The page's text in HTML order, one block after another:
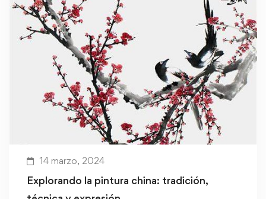
14 marzo, 2024
Explorando la pintura china: tradición,